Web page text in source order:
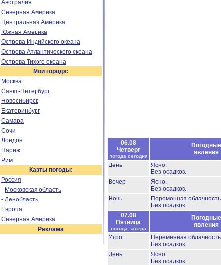
Австралия
Северная Америка
Центральная Америка
Южная Америка
Острова Индийского океана
Острова Атлантического океана
Острова Тихого океана
Мои города:
Москва
Санкт-Петербург
Новосибирск
Екатеринбург
Самара
Сочи
Лондон
Париж
Рим
Карты погоды:
Россия
- Московская область
- Ленобласть
Европа
Северная Америка
Реклама
06.08
Четверг
погода сегодня
Погодные
явления
День
Ясно.
Без осадков.
Вечер
Ясно.
Без осадков.
Ночь
Переменная
Без осадков.
07.08
Пятница
погода завтра
Погодные
явления
Утро
Переменная
Без осадков.
День
Ясно.
Без осадков.